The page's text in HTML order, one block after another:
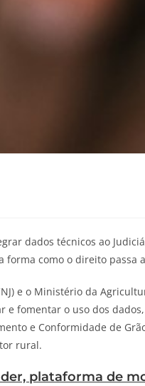
dados técnicos ao
forma como o direito passa
e o Ministério da
e fomentar o uso dos
e Conformidade de
rural.
plataforma de